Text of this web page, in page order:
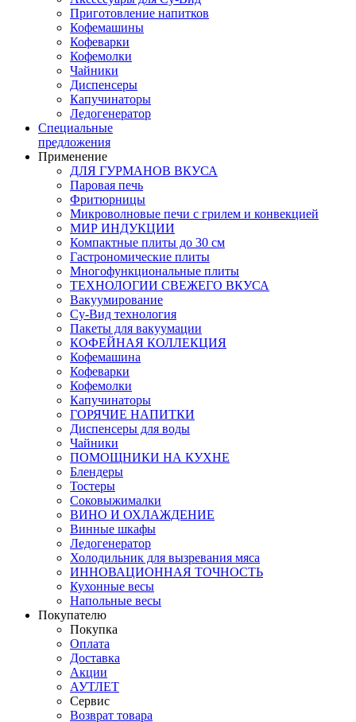
Приготовление напитков
Кофемашины
Кофеварки
Кофемолки
Чайники
Диспенсеры
Капучинаторы
Ледогенератор
Специальные
предложения
Применение
ДЛЯ ГУРМАНОВ ВКУСА
Паровая печь
Фритюрницы
Микроволновые печи с грилем и конвекцией
МИР ИНДУКЦИИ
Компактные плиты до 30 см
Гастрономические плиты
Многофункциональные плиты
ТЕХНОЛОГИИ СВЕЖЕГО ВКУСА
Вакуумирование
Су-Вид технология
Пакеты для вакуумации
КОФЕЙНАЯ КОЛЛЕКЦИЯ
Кофемашина
Кофеварки
Кофемолки
Капучинаторы
ГОРЯЧИЕ НАПИТКИ
Диспенсеры для воды
Чайники
ПОМОЩНИКИ НА КУХНЕ
Блендеры
Тостеры
Соковыжималки
ВИНО И ОХЛАЖДЕНИЕ
Винные шкафы
Ледогенератор
Холодильник для вызревания мяса
ИННОВАЦИОННАЯ ТОЧНОСТЬ
Кухонные весы
Напольные весы
Покупателю
Покупка
Оплата
Доставка
Акции
АУТЛЕТ
Сервис
Возврат товара